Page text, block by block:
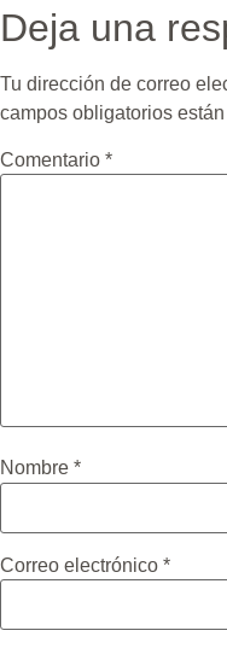
Deja una
Tu dirección de correo
campos obligatorios
Comentario *
Nombre *
Correo electrónico *